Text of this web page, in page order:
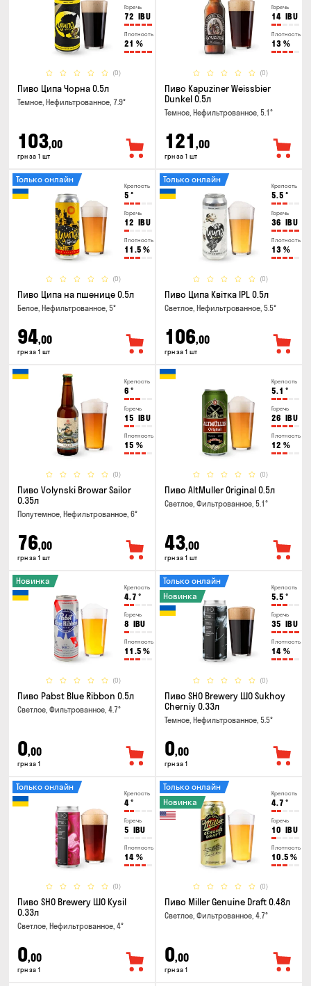
Горечь
72 IBU
Плотность
21 %
(0)
Пиво Ципа Чорна 0.5л
Темное, Нефильтрованное, 7.9°
103,00
грн за 1 шт
Горечь
14 IBU
Плотность
13 %
(0)
Пиво Kapuziner Weissbier
Dunkel 0.5л
Темное, Нефильтрованное, 5.1°
121 ,00
грн за 1 шт
Крепость
5 °
Горечь
12 IBU
Плотность
11.5 %
(0)
Только онлайн
Пиво Ципа на пшенице 0.5л
Белое, Нефильтрованное, 5°
94,00
грн за 1 шт
Крепость
5.5 °
Горечь
36 IBU
Плотность
13 %
(0)
Только онлайн
Пиво Ципа Квітка IPL 0.5л
Светлое, Нефильтрованное, 5.5°
106,00
грн за 1 шт
Крепость
6 °
Горечь
15 IBU
Плотность
15 %
(0)
Пиво Volynski Browar Sailor
0.35л
Полутемное, Нефильтрованное, 6°
76,00
грн за 1 шт
Крепость
5.1 °
Горечь
26 IBU
Плотность
12 %
(0)
Пиво AltMuller Original 0.5л
Светлое, Фильтрованное, 5.1°
43,00
грн за 1 шт
Крепость
4.7 °
Горечь
8 IBU
Плотность
11.5 %
(0)
Новинка
Пиво Pabst Blue Ribbon 0.5л
Светлое, Фильтрованное, 4.7°
0,00
грн за 1
Крепость
5.5 °
Горечь
35 IBU
Плотность
14 %
(0)
Только онлайн
Новинка
Пиво SHO Brewery ШО Sukhoy
Cherniy 0.33л
Темное, Нефильтрованное, 5.5°
0,00
грн за 1
Крепость
4°
Горечь
5 IBU
Плотность
14 %
(0)
Только онлайн
Пиво SHO Brewery ШО Kysil
0.33л
Светлое, Нефильтрованное, 4°
0,00
грн за 1
Крепость
4.7 °
Горечь
10 IBU
Плотность
10.5 %
(0)
Только онлайн
Новинка
Пиво Miller Genuine Draft 0.48л
Светлое, Фильтрованное, 4.7°
0,00
грн за 1